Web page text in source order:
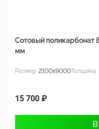
Сотовый поликарбонат
мм
Размер 2100x9000Толщина
15 700 ₽